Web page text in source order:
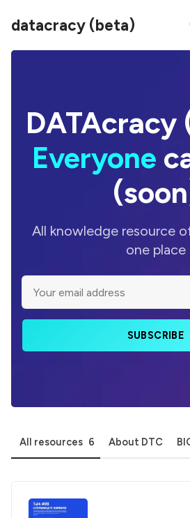
datacracy (beta)
DATAcracy
Everyone
All knowledge resource
one place
SUBSCRIBE
All resources 6 About DTC